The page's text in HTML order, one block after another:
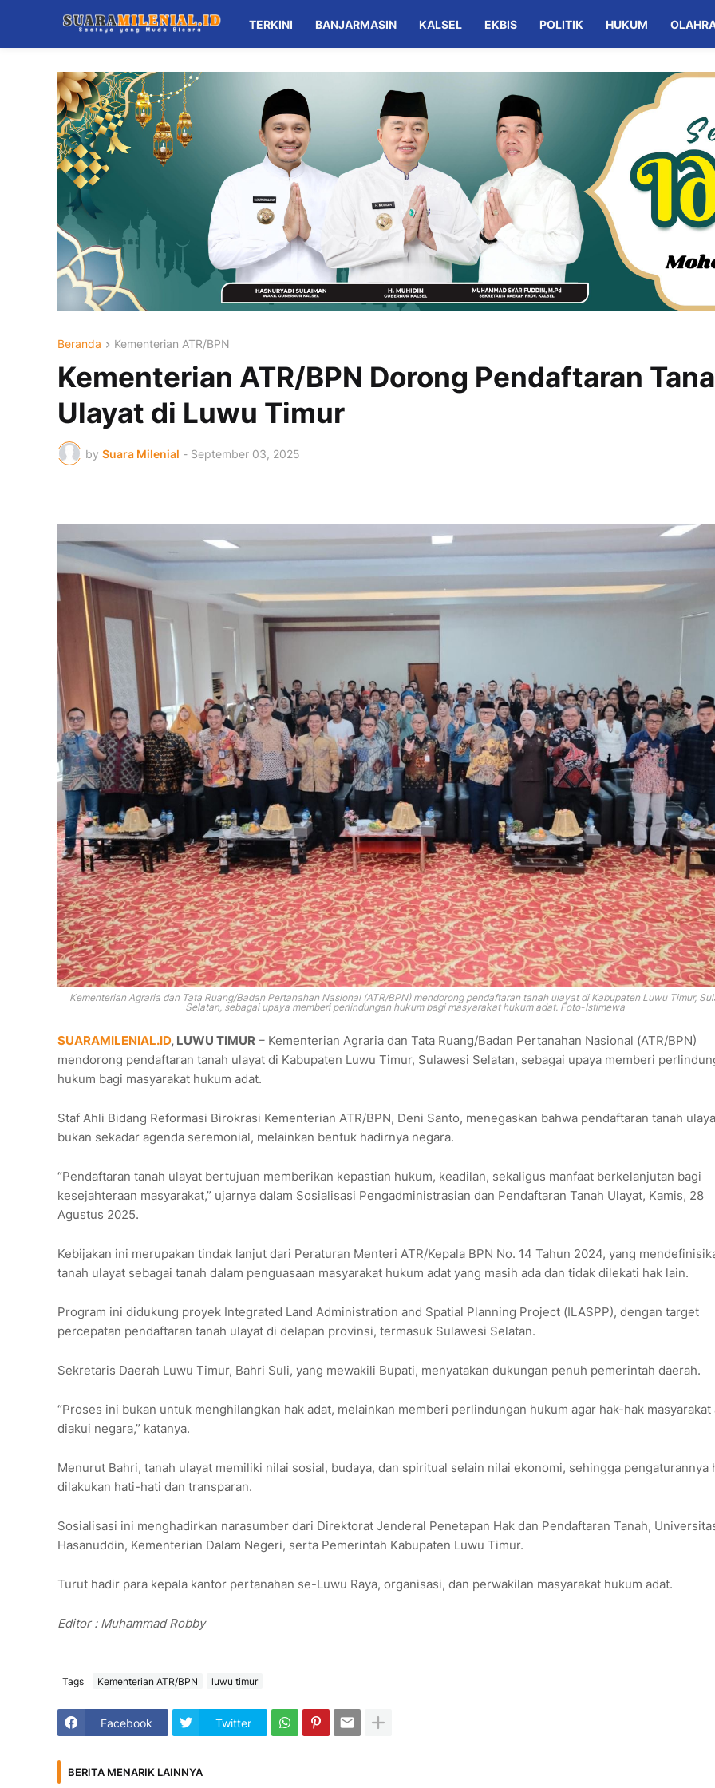
TERKINI BANJARMASIN KALSEL EKBIS POLITIK HUKUM
Beranda Kementerian ATR/BPN
Kementerian ATR/BPN Dorong Pendaftaran
Ulayat di Luwu Timur
by Suara Milenial - September 03, 2025
Kementerian Agraria dan Tata Ruang/Badan Pertanahan Nasional (ATR/BPN) mendorong pendaftaran tanah ulayat di Kabupaten Luwu Timur,
Selatan, sebagai upaya memberi perlindungan hukum bagi masyarakat hukum adat. Foto-Istimewa
SUARAMILENIAL.ID, LUWU TIMUR – Kementerian Agraria dan Tata Ruang/Badan Pertanahan Nasional (ATR/BPN)
mendorong pendaftaran tanah ulayat di Kabupaten Luwu Timur, Sulawesi Selatan, sebagai upaya memberi
hukum bagi masyarakat hukum adat.
Staf Ahli Bidang Reformasi Birokrasi Kementerian ATR/BPN, Deni Santo, menegaskan bahwa pendaftaran tanah
bukan sekadar agenda seremonial, melainkan bentuk hadirnya negara.
“Pendaftaran tanah ulayat bertujuan memberikan kepastian hukum, keadilan, sekaligus manfaat berkelanjutan bagi
kesejahteraan masyarakat,” ujarnya dalam Sosialisasi Pengadministrasian dan Pendaftaran Tanah Ulayat, Kamis, 28
Agustus 2025.
Kebijakan ini merupakan tindak lanjut dari Peraturan Menteri ATR/Kepala BPN No. 14 Tahun 2024, yang
tanah ulayat sebagai tanah dalam penguasaan masyarakat hukum adat yang masih ada dan tidak dilekati hak lain.
Program ini didukung proyek Integrated Land Administration and Spatial Planning Project (ILASPP), dengan target
percepatan pendaftaran tanah ulayat di delapan provinsi, termasuk Sulawesi Selatan.
Sekretaris Daerah Luwu Timur, Bahri Suli, yang mewakili Bupati, menyatakan dukungan penuh pemerintah daerah.
“Proses ini bukan untuk menghilangkan hak adat, melainkan memberi perlindungan hukum agar hak-hak masyarakat
diakui negara,” katanya.
Menurut Bahri, tanah ulayat memiliki nilai sosial, budaya, dan spiritual selain nilai ekonomi, sehingga pengaturannya
dilakukan hati-hati dan transparan.
Sosialisasi ini menghadirkan narasumber dari Direktorat Jenderal Penetapan Hak dan Pendaftaran Tanah,
Hasanuddin, Kementerian Dalam Negeri, serta Pemerintah Kabupaten Luwu Timur.
Turut hadir para kepala kantor pertanahan se-Luwu Raya, organisasi, dan perwakilan masyarakat hukum adat.
Editor : Muhammad Robby
Tags Kementerian ATR/BPN luwu timur
Facebook Twitter
BERITA MENARIK LAINNYA